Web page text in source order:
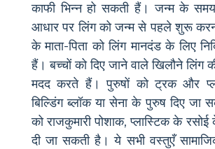
काफी भिन्न हो सकती हैं। जन्म के
आधार पर लिंग को जन्म से पहले शुरू
के माता-पिता को लिंग मानदंड के लिए
हैं। बच्चों को दिए जाने वाले खिलौने लिंग
मदद करते हैं। पुरुषों को ट्रक और
बिल्डिंग ब्लॉक या सेना के पुरुष दिए जा
को राजकुमारी पोशाक, प्लास्टिक के
दी जा सकती है। ये सभी वस्तुएँ